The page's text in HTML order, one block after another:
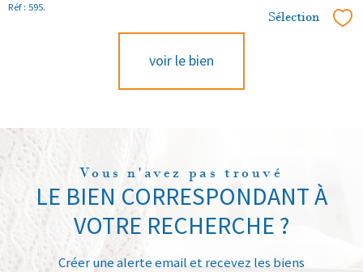
Réf : 595.
Sélection
voir le bien
Vous n'avez pas trouvé
LE BIEN CORRESPONDANT À
VOTRE RECHERCHE ?
Créer une alerte email et recevez les biens